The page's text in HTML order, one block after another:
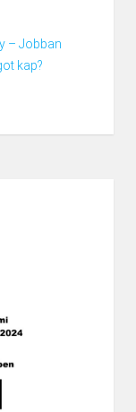
– Jobban
kap?